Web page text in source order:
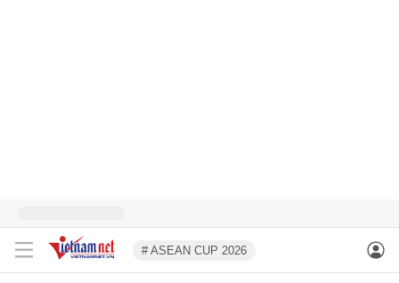
# ASEAN CUP 2026